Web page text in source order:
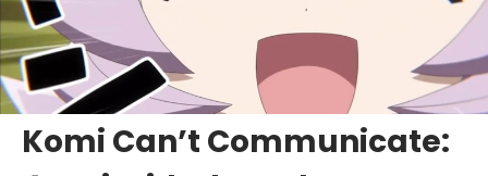
Komi Can’t Communicate: